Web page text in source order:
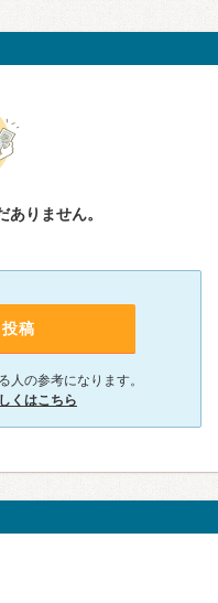
りません。
稿
人の参考になります。
くはこちら